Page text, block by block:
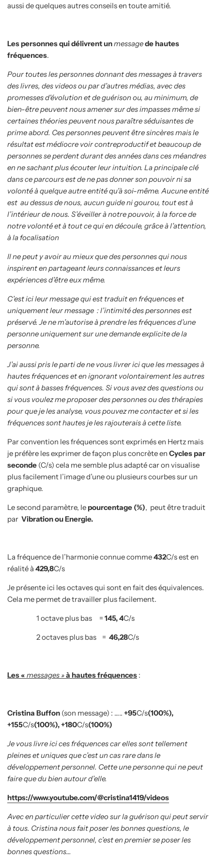
aussi de quelques autres conseils en toute amitié.
Les personnes qui délivrent unmessagede hautes
fréquences.
Pour toutes les personnes donnant des messages à travers
des livres, des videos ou par d’autres médias, avec des
promesses d'évolution et de guérison ou, au minimum, de
bien-être peuventnous amener surdes impasses même si
certaines théories peuvent nous paraître séduisantes de
prime abord. Ces personnes peuvent être sincères mais le
résultat est médiocre voir contreproductif et beaucoup de
personnes se perdent durant des années dans ces méandres
en ne sachant plus écouter leur intuition. La principale clé
dans ce parcours est de ne pas donner son pouvoir ni sa
volonté à quelque autre entité qu’à soi-même. Aucune entité
est au dessus de nous, aucun guide ni gourou, tout est à
l’intérieur de nous. S’éveiller à notre pouvoir, à la force de
notre volonté et à tout ce qui en découle, grâce à l’attention,
à la focalisation
Il ne peut y avoir au mieux que des personnes qui nous
inspirent en partageant leurs connaissances et leurs
expériences d’être eux même.
C’est ici leur message qui est traduit en fréquences et
uniquement leur message : l’intimité des personnes est
préservé. Je ne m’autorise à prendre les fréquences d’une
personne uniquement sur une demande explicite de la
personne.
J’ai aussi pris le parti de ne vous livrer ici que les messages à
hautes fréquences et en ignorant volontairement les autres
qui sont à basses fréquences. Si vous avez des questions ou
si vous voulez me proposer des personnes ou des thérapies
pour que je les analyse, vous pouvez me contacter et si les
fréquences sont hautes je les rajouterais à cette liste.
Par convention les fréquences sont exprimés en Hertz mais
je préfère les exprimer de façon plus concrète en Cycles par
seconde (C/s) cela me semble plus adapté car on visualise
plus facilement l’image d’une ou plusieurs courbes sur un
graphique.
Le second paramètre, le pourcentage (%), peut être traduit
par Vibration ou Energie.
La fréquence de l’harmonie connue comme432C/s est en
réalité à 429,8C/s
Je présente ici les octaves qui sont en fait des équivalences.
Cela me permet de travailler plus facilement.
1 octave plus bas = 145, 4C/s
2 octaves plus bas = 46,28C/s
Les « messages »à hautes fréquences :
Cristina Buffon (son message) : ….. +95C/s(100%),
+155C/s(100%), +180C/s(100%)
Je vous livre ici ces fréquences car elles sont tellement
pleines et uniques que c’est un cas rare dans le
développement personnel. Cette une personne qui ne peut
faire que du bien autour d’elle.
https://www.youtube.com/@cristina1419/videos
Avec en particulier cette video sur la guérison qui peut servir
à tous. Cristina nous fait poser les bonnes questions, le
développement personnel, c’est en premier se poser les
bonnes questions…